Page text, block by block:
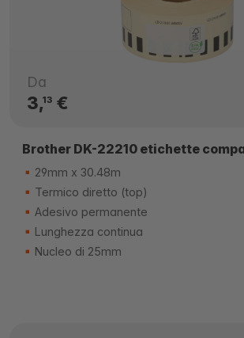
Da
3,13€
Brother DK-22210 etichette
29mm x 30.48m
Termico diretto (top)
Adesivo permanente
Lunghezza continua
Nucleo di 25mm